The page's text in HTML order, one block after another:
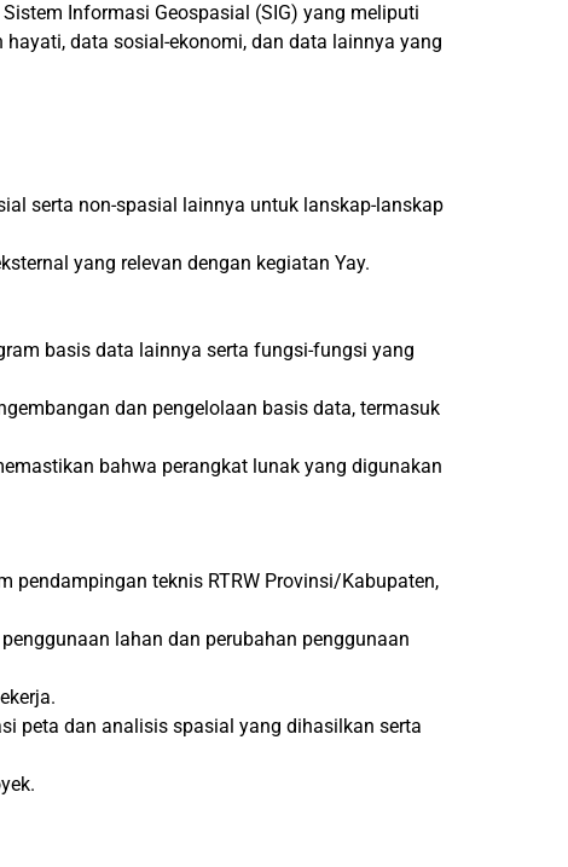
Informasi Geospasial (SIG) yang meliputi
data sosial-ekonomi, dan data lainnya yang
serta non-spasial lainnya untuk lanskap-lanskap
yang relevan dengan kegiatan Yay.
basis data lainnya serta fungsi-fungsi yang
dan pengelolaan basis data, termasuk
bahwa perangkat lunak yang digunakan
pendampingan teknis RTRW Provinsi/Kabupaten,
lahan dan perubahan penggunaan
peta dan analisis spasial yang dihasilkan serta